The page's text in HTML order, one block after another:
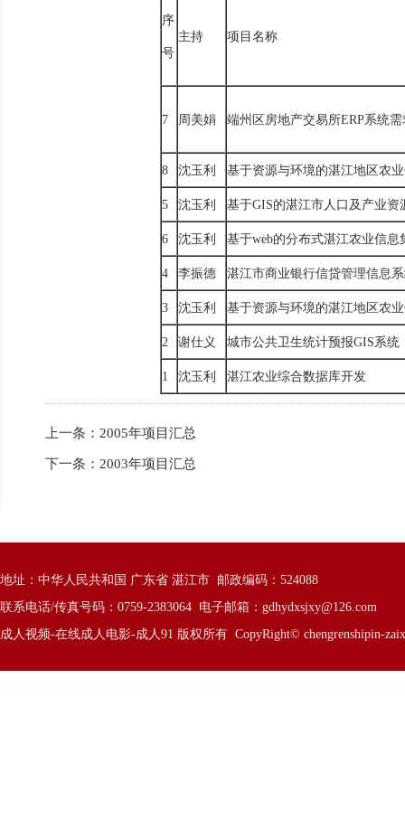
序
号
主持 项目名称
7 周美娟 端州区房地产交易所ERP系统
8 沈玉利 基于资源与环境的湛江地区农
5 沈玉利 基于GIS的湛江市人口及产业
6 沈玉利 基于web的分布式湛江农业信
4 李振德 湛江市商业银行信贷管理信息
3 沈玉利 基于资源与环境的湛江地区农
2 谢仕义 城市公共卫生统计预报GIS系统
1 沈玉利 湛江农业综合数据库开发
上一条： 2005年项目汇总
下一条： 2003年项目汇总
地址：中华人民共和国 广东省 湛江市 邮政编码：524088
联系电话/传真号码：0759-2383064 电子邮箱： gdhydxsjxy@126.com
成人视频-在线成人电影-成人91 版权所有 CopyRight© chengrenshipin-